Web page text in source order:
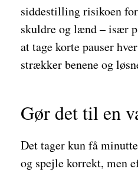
siddestilling risikoen
skuldre og lænd – især
at tage korte pauser
strækker benene og
Gør det til en
Det tager kun få
og spejle korrekt, men